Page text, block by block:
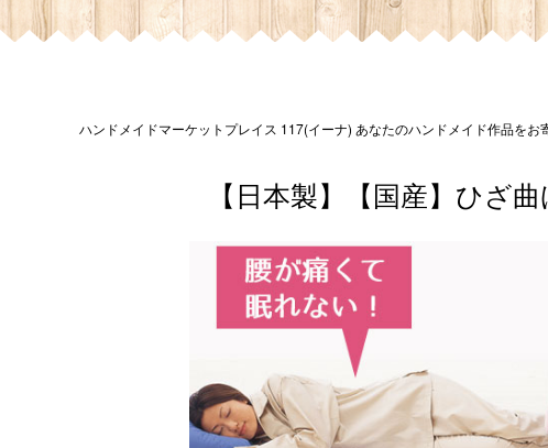
ハンドメイドマーケットプレイス 117(イーナ) あなたのハンドメイド作品をお
【日本製】【国産】ひ